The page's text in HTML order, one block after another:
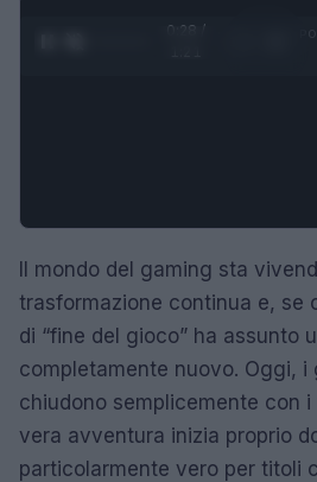
0:29 /
Il mondo del gaming sta
trasformazione continua e, se
di “fine del gioco” ha assunto
completamente nuovo. Oggi, i
chiudono semplicemente con
vera avventura inizia proprio
particolarmente vero per titoli